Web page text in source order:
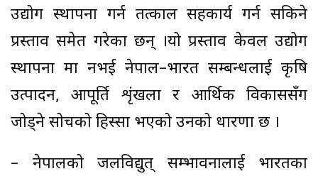
उद्योग स्थापना गर्न तत्काल सहकार्य गर्न सकिने
प्रस्ताव समेत गरेका छन् ।यो प्रस्ताव केवल उद्योग
स्थापना मात्र नभई नेपाल–भारत सम्बन्धलाई कृषि
उत्पादन, आपूर्ति शृंखला र आर्थिक विकाससँग
जोड्ने सोचको हिस्सा भएको उनको धारणा छ ।
– नेपालको जलविद्युत् सम्भावनालाई भारतका